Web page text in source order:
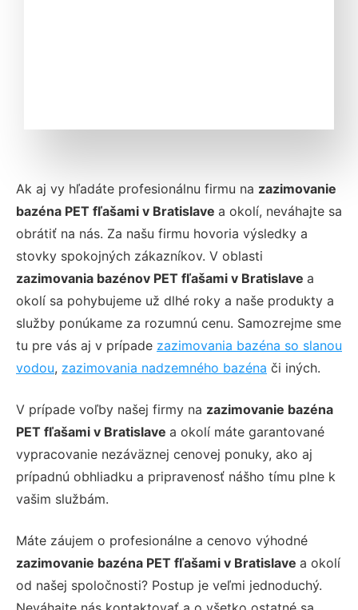
Ak aj vy hľadáte profesionálnu firmu na zazimovanie
bazéna PET fľašami v Bratislave a okolí, neváhajte sa
obrátiť na nás. Za našu firmu hovoria výsledky a
stovky spokojných zákazníkov. V oblasti
zazimovania bazénov PET fľašami v Bratislave a
okolí sa pohybujeme už dlhé roky a naše produkty a
služby ponúkame za rozumnú cenu. Samozrejme sme
tu pre vás aj v prípade zazimovania bazéna so slanou
vodou, zazimovania nadzemného bazéna či iných.
V prípade voľby našej firmy na zazimovanie bazéna
PET fľašami v Bratislave a okolí máte garantované
vypracovanie nezáväznej cenovej ponuky, ako aj
prípadnú obhliadku a pripravenosť nášho tímu plne k
vašim službám.
Máte záujem o profesionálne a cenovo výhodné
zazimovanie bazéna PET fľašami v Bratislave a okolí
od našej spoločnosti? Postup je veľmi jednoduchý.